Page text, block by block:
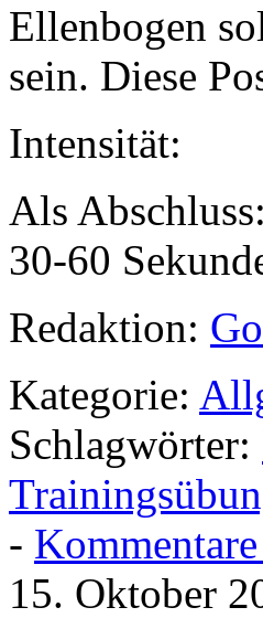
Ellenbogen
sein. Diese
Intensität:
Als
30-60
Redaktion:
Kategorie:
Schlagwörter:
-
15. Oktober